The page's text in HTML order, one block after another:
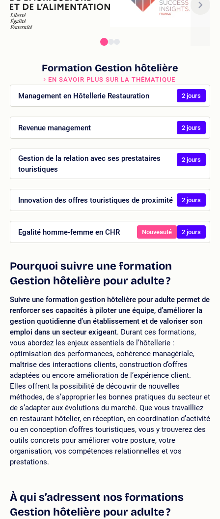
Formation Gestion hôtelière
EN SAVOIR PLUS SUR LA THÉMATIQUE
Management en Hôtellerie Restauration 2 jours
Revenue management 2 jours
Gestion de la relation avec ses prestataires
touristiques
2 jours
Innovation des offres touristiques de proximité 2 jours
Egalité homme-femme en CHR Nouveauté 2 jours
Pourquoi suivre une formation
Gestion hôtelière pour adulte ?
Suivre une formation gestion hôtelière pour adulte permet de
renforcer ses capacités à piloter une équipe, d’améliorer la
gestion quotidienne d’un établissement et de valoriser son
emploi dans un secteur exigeant. Durant ces formations,
vous abordez les enjeux essentiels de l’hôtellerie :
optimisation des performances, cohérence managériale,
maîtrise des interactions clients, construction d’offres
adaptées ou encore amélioration de l’expérience client.
Elles offrent la possibilité de découvrir de nouvelles
méthodes, de s’approprier les bonnes pratiques du secteur et
de s’adapter aux évolutions du marché. Que vous travailliez
en restaurant hôtelier, en réception, en coordination d’activité
ou en conception d’offres touristiques, vous y trouverez des
outils concrets pour améliorer votre posture, votre
organisation, vos compétences relationnelles et vos
prestations.
À qui s’adressent nos formations
Gestion hôtelière pour adulte ?